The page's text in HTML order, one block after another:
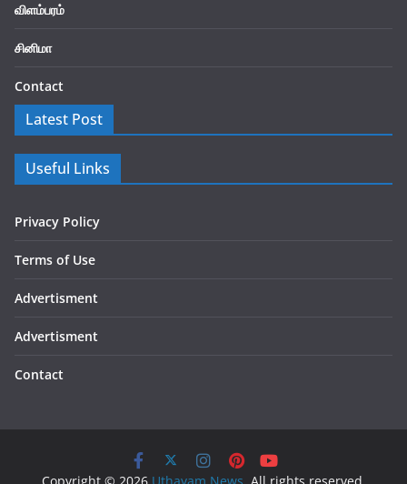
விளம்பரம்
சினிமா
Contact
Latest Post
Useful Links
Privacy Policy
Terms of Use
Advertisment
Advertisment
Contact